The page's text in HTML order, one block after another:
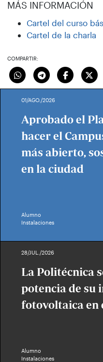
MÁS INFORMACIÓN
Cartel del curso
Cartel de la charla
COMPARTIR:
01/AGO./2026
Aprobado el
hacer el
más abierto,
en la ciudad
Alumno
Instalaciones
28/JUL./2026
La Politécnica
potencia de su
fotovoltaica en
Alumno
Instalaciones